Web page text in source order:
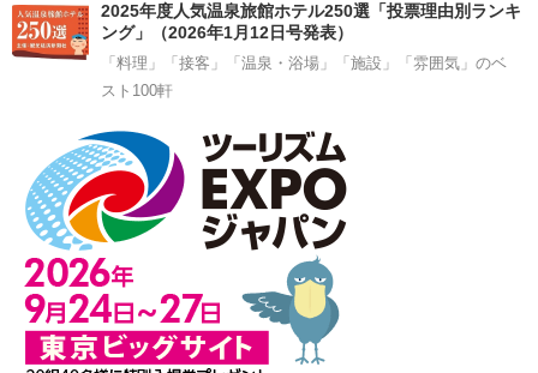
2025年度人気温泉旅館ホテル250選「投票理由別ランキ
ング」（2026年1月12日号発表）
「料理」「接客」「温泉・浴場」「施設」「雰囲気」のベ
スト100軒